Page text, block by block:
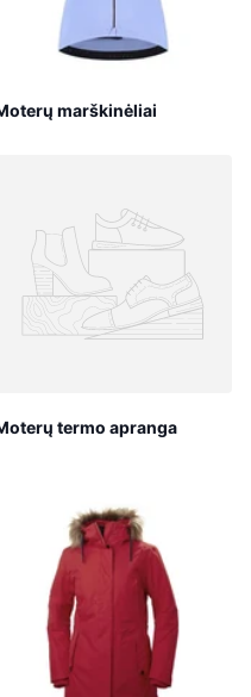
marškinėliai
termo apranga